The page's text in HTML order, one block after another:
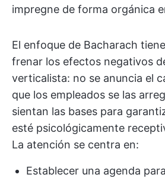
impregne de forma orgánica
El enfoque de Bacharach
frenar los efectos negativos
verticalista: no se anuncia el
que los empleados se las
sientan las bases para
esté psicológicamente
La atención se centra en:
Establecer una agenda